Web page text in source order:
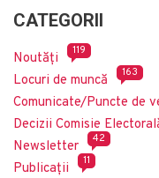
CATEGORII
Noutăți 119
Locuri de muncă 163
Comunicate/Puncte de
Decizii Comisie
Newsletter 42
Publicații 11